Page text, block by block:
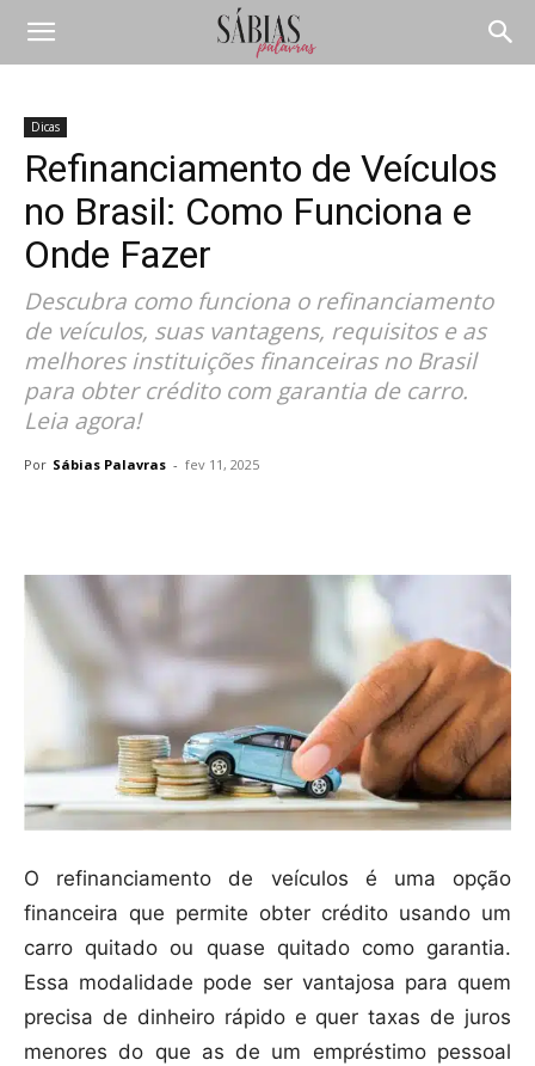
Dicas
Refinanciamento de Veículos
no Brasil: Como Funciona e
Onde Fazer
Descubra como funciona o refinanciamento
de veículos, suas vantagens, requisitos e as
melhores instituições financeiras no Brasil
para obter crédito com garantia de carro.
Leia agora!
Por Sábias Palavras - fev 11, 2025
O refinanciamento de veículos é uma opção
financeira que permite obter crédito usando um
carro quitado ou quase quitado como garantia.
Essa modalidade pode ser vantajosa para quem
precisa de dinheiro rápido e quer taxas de juros
menores do que as de um empréstimo pessoal